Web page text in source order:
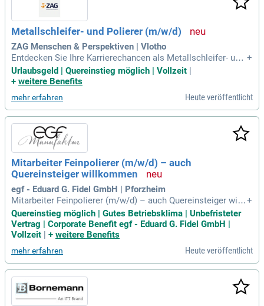
Metallschleifer- und Polierer (m/w/d)
ZAG Menschen & Perspektiven | Vlotho
Entdecken Sie Ihre Karrierechancen als Metallschleifer- und
Polierer (m/w/d) in Vlotho bei ZAG Menschen & Perspektive
n. Verdienen Sie wettbewerbsfähige 16,00 € pro Stunde, pas
g nach GVP-Tarifvertrag, plus Weihnachts- und Urlaubsgeld.
Nutzen Sie unser Empfehlungsprogramm und sichern Sie si
ch 150,00 € für jeden neuen Kollegen. Arbeiten Sie bei reno
mmierten Unternehmen, die perfekt zu Ihren Fähigkeiten pas
sen und profitieren Sie von individuellen Weiterentwicklungs
möglichkeiten. ZAG begleitet Sie auf jedem Schritt Ihrer Kar
riere, mit einer transparenten und vertrauensvollen Kommun
ikation.
+
Urlaubsgeld | Quereinstieg möglich | Vollzeit |
+ weitere Benefits
mehr erfahren Heute veröffentlicht
Mitarbeiter Feinpolierer (m/w/d) – auch
Quereinsteiger willkommen
egf - Eduard G. Fidel GmbH | Pforzheim
Mitarbeiter Feinpolierer (m/w/d) – auch Quereinsteiger willk
ommen bei egf in Pforzheim Das erwartet dich Oberflächenv
eredelung und Feinpolitur hochwertiger Schmuckstücke aus
Edel­metallen Bearbeitung und Veredelung verschie­dener Sc
+
Quereinstieg möglich | Gutes Betriebsklima | Unbefristeter
Vertrag | Corporate Benefit egf - Eduard G. Fidel GmbH |
Vollzeit
+ weitere Benefits
mehr erfahren Heute veröffentlicht